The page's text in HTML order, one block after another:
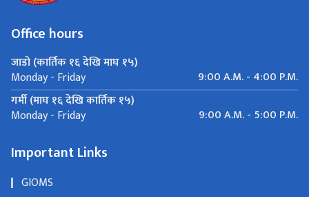
Office hours
जाडो (कार्तिक १६ देखि माघ १५)
Monday - Friday
9:00 A.M. - 4:00 P.M.
गर्मी (माघ १६ देखि कार्तिक १५)
Monday - Friday 9:00 A.M. - 5:00 P.M.
Important Links
GIOMS